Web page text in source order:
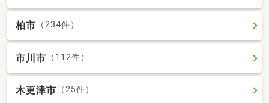
柏市 （234件）
市川市 （112件）
木更津市 （25件）